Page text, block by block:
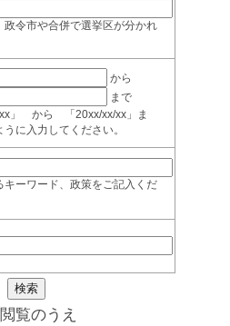
令市や合併で選挙区が分かれ
から
まで
」 から 「20xx/xx/xx」ま
に入力してください。
ーワード、政策をご記入くだ
覧のうえ